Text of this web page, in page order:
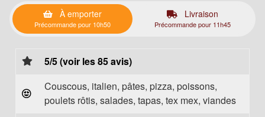
À emporter
Précommande pour 10h50
Livraison
Précommande pour 11h45
5/5 (voir les 85 avis)
Couscous, italien, pâtes, pizza, poissons,
poulets rôtis, salades, tapas, tex mex, viandes